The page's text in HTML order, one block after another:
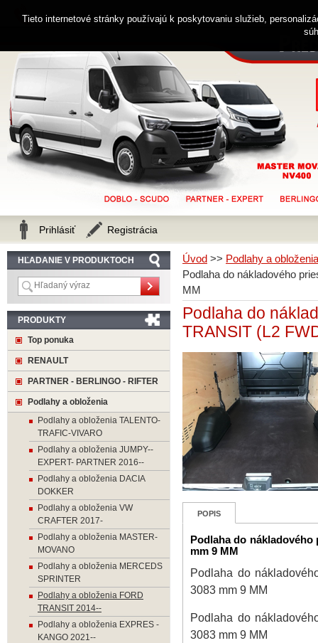
Úvod >> Podlahy a obloženia
Podlaha do nákladového
MM
Podlaha do
TRANSIT (L2
POPIS
Podlaha do nákladového
mm 9 MM
Podlaha do
3083 mm 9 MM
Podlaha do
3083 mm 9 MM
HĽADANIE V PRODUKTOCH
PRODUKTY
Top ponuka
RENAULT
PARTNER - BERLINGO - RIFTER
Podlahy a obloženia
Podlahy a obloženia TALENTO-
TRAFIC-VIVARO
Podlahy a obloženia JUMPY--
EXPERT- PARTNER 2016--
Podlahy a obloženia DACIA
DOKKER
Podlahy a obloženia VW
CRAFTER 2017-
Podlahy a obloženia MASTER-
MOVANO
Podlahy a obloženia MERCEDS
SPRINTER
Podlahy a obloženia FORD
TRANSIT 2014--
Podlahy a obloženia EXPRES -
KANGO 2021--
Zákaznícka linka 0914 238 482
Prihlásiť Registrácia
Tieto internetové stránky používajú k poskytovaniu služieb,